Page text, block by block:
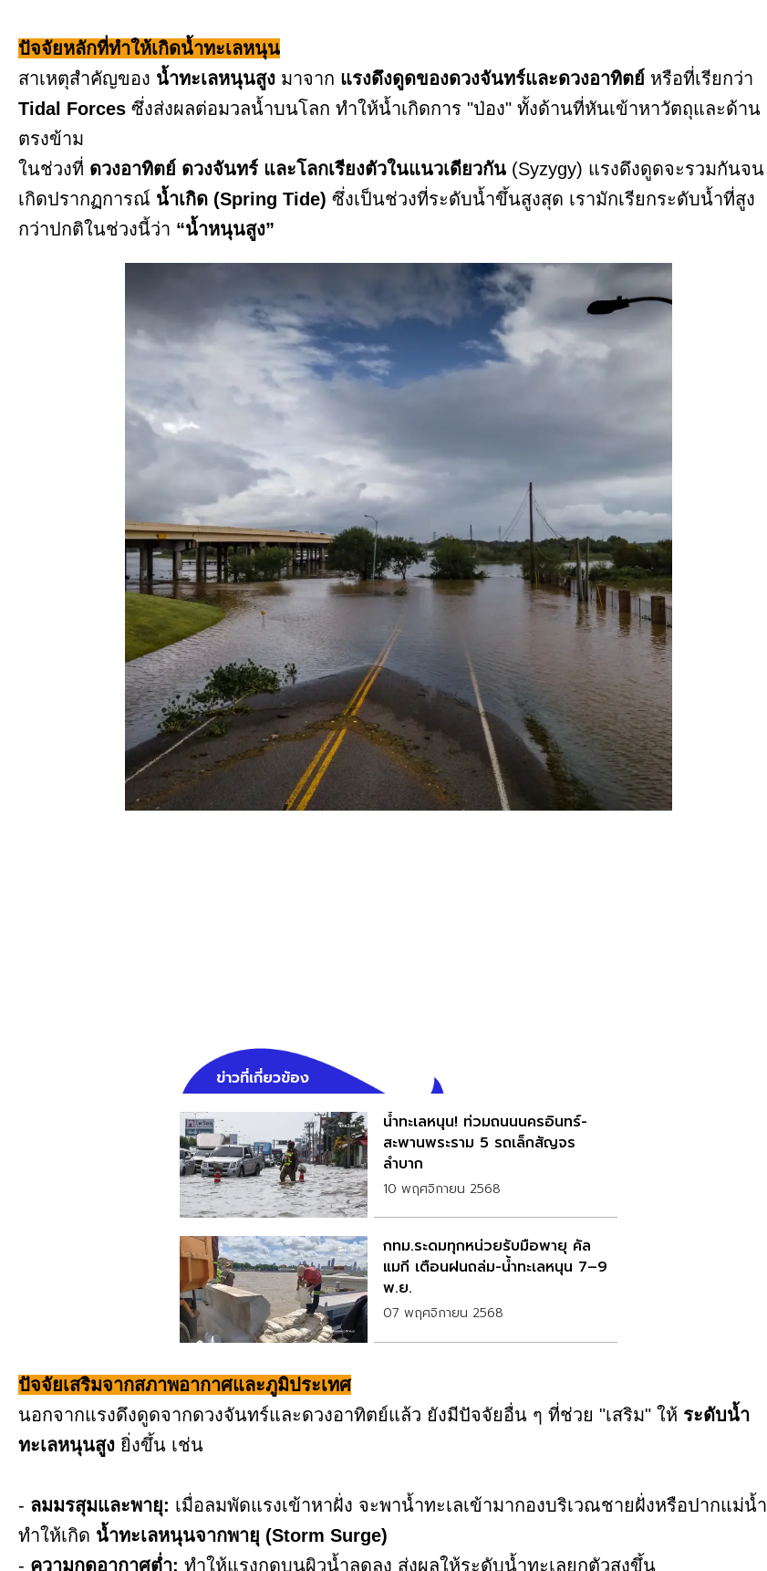
ปัจจัยหลักที่ทำให้เกิดน้ำทะเลหนุน
สาเหตุสำคัญของ น้ำทะเลหนุนสูง มาจาก แรงดึงดูดของดวงจันทร์และดวงอาทิตย์ หรือที่เรียกว่า
Tidal Forces ซึ่งส่งผลต่อมวลน้ำบนโลก ทำให้น้ำเกิดการ "ป่อง" ทั้งด้านที่หันเข้าหาวัตถุและด้าน
ตรงข้าม
ในช่วงที่ ดวงอาทิตย์ ดวงจันทร์ และโลกเรียงตัวในแนวเดียวกัน (Syzygy) แรงดึงดูดจะรวมกันจน
เกิดปรากฏการณ์ น้ำเกิด (Spring Tide) ซึ่งเป็นช่วงที่ระดับน้ำขึ้นสูงสุด เรามักเรียกระดับน้ำที่สูง
กว่าปกติในช่วงนี้ว่า “น้ำหนุนสูง”
ข่าวที่เกี่ยวข้อง
น้ำทะเลหนุน! ท่วมถนนนครอินทร์-
สะพานพระราม 5 รถเล็กสัญจร
ลำบาก
10 พฤศจิกายน 2568
กทม.ระดมทุกหน่วยรับมือพายุ คัล
แมกี เตือนฝนถล่ม-น้ำทะเลหนุน 7–9
พ.ย.
07 พฤศจิกายน 2568
ปัจจัยเสริมจากสภาพอากาศและภูมิประเทศ
นอกจากแรงดึงดูดจากดวงจันทร์และดวงอาทิตย์แล้ว ยังมีปัจจัยอื่น ๆ ที่ช่วย "เสริม" ให้ ระดับน้ำ
ทะเลหนุนสูง ยิ่งขึ้น เช่น
- ลมมรสุมและพายุ: เมื่อลมพัดแรงเข้าหาฝั่ง จะพาน้ำทะเลเข้ามากองบริเวณชายฝั่งหรือปากแม่น้ำ
ทำให้เกิด น้ำทะเลหนุนจากพายุ (Storm Surge)
- ความกดอากาศต่ำ: ทำให้แรงกดบนผิวน้ำลดลง ส่งผลให้ระดับน้ำทะเลยกตัวสูงขึ้น